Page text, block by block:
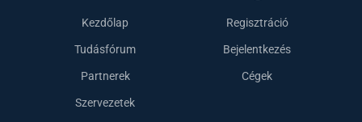
Kezdőlap
Tudásfórum
Partnerek
Szervezetek
Regisztráció
Bejelentkezés
Cégek